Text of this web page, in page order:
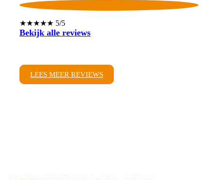
★★★★★ 5/5
Bekijk alle reviews
LEES MEER REVIEWS